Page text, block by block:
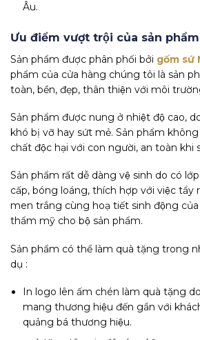
Âu.
Ưu điểm vượt trội của sản phẩm
Sản phẩm được phân phối bởi gốm sứ
phẩm của cửa hàng chúng tôi là sản
toàn, bền, đẹp, thân thiện với môi
Sản phẩm được nung ở nhiệt độ cao,
khó bị vỡ hay sứt mẻ. Sản phẩm
chất độc hại với con người, an toàn khi
Sản phẩm rất dễ dàng vệ sinh do có
cấp, bóng loáng, thích hợp với việc tẩy
men trắng cùng hoạ tiết sinh động
thẩm mỹ cho bộ sản phẩm.
Sản phẩm có thể làm quà tặng trong
dụ :
In logo lên ấm chén làm quà tặng
mang thương hiệu đến gần với
quảng bá thương hiệu.